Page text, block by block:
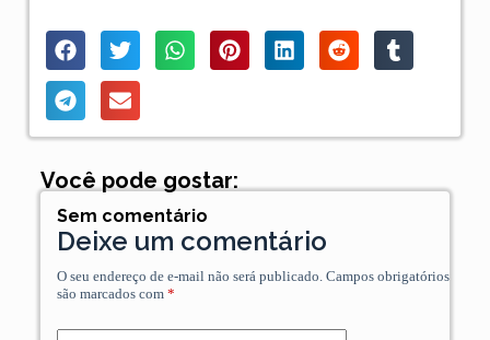
Você pode gostar:
Sem comentário
Deixe um comentário
O seu endereço de e-mail não será publicado. Campos obrigatórios
são marcados com *